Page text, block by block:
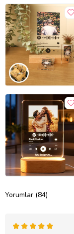
Yorumlar (84)